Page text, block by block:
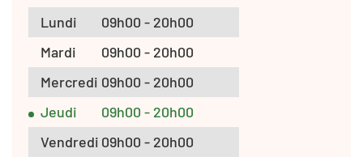
Lundi
09h00 - 20h00
Mardi
09h00 - 20h00
Mercredi 09h00 - 20h00
Jeudi
09h00 - 20h00
Vendredi 09h00 - 20h00